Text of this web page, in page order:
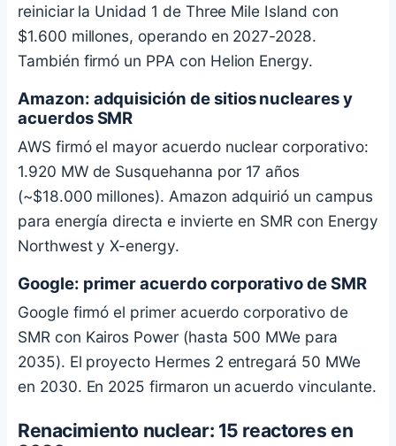
reiniciar la Unidad 1 de Three Mile Island con
$1.600 millones, operando en 2027-2028.
También firmó un PPA con Helion Energy.
Amazon: adquisición de sitios nucleares y
acuerdos SMR
AWS firmó el mayor acuerdo nuclear corporativo:
1.920 MW de Susquehanna por 17 años
(~$18.000 millones). Amazon adquirió un campus
para energía directa e invierte en SMR con Energy
Northwest y X-energy.
Google: primer acuerdo corporativo de SMR
Google firmó el primer acuerdo corporativo de
SMR con Kairos Power (hasta 500 MWe para
2035). El proyecto Hermes 2 entregará 50 MWe
en 2030. En 2025 firmaron un acuerdo vinculante.
Renacimiento nuclear: 15 reactores en